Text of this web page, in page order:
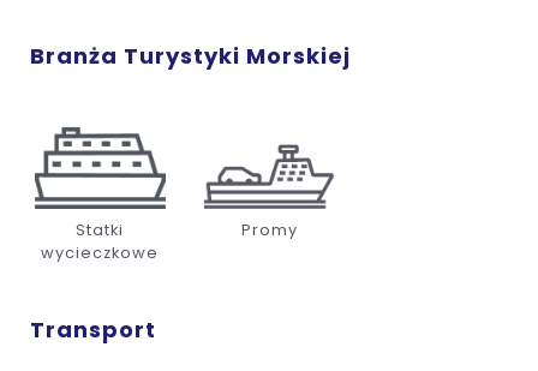
Branża Turystyki Morskiej
Statki
wycieczkowe
Promy
Transport